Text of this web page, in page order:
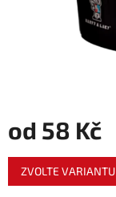
od 58 Kč
Měrná
cena:
ZVOLTE VARIANTU